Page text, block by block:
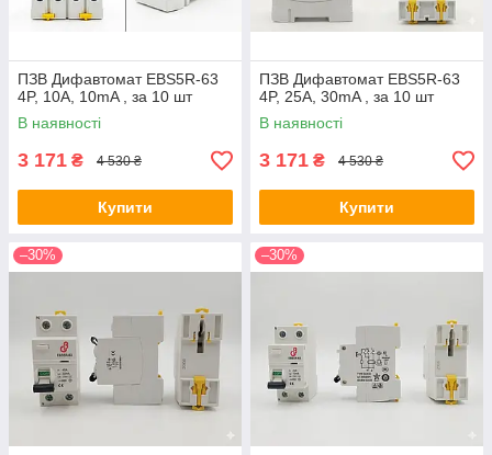
ПЗВ Дифавтомат EBS5R-63
4P, 10A, 10mA , за 10 шт
В наявності
3 171 ₴ 4 530 ₴
Купити
ПЗВ Дифавтомат EBS5R-63
4P, 25A, 30mA , за 10 шт
В наявності
3 171 ₴ 4 530 ₴
Купити
–30% –30%